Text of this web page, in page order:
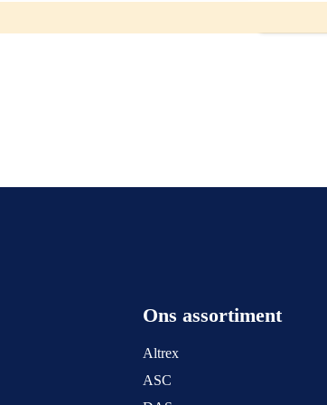
op het nummer: 0511-402564. Een mail sturen
Ons assortiment
Altrex
ASC